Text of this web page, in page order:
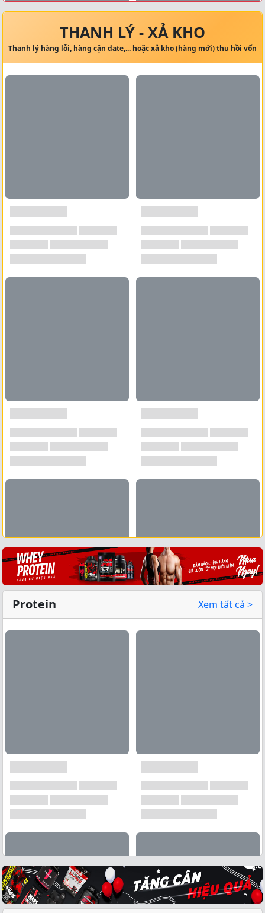
Xem tất cả →
THANH LÝ - XẢ KHO
Thanh lý hàng lỗi, hàng cận date,... hoặc xả kho (hàng mới) thu hồi vốn
Protein Xem tất cả >